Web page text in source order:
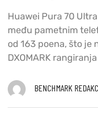
Huawei Pura 70
među pametnim
od 163 poena, što je
DXOMARK rangiranja
BENCHMARK